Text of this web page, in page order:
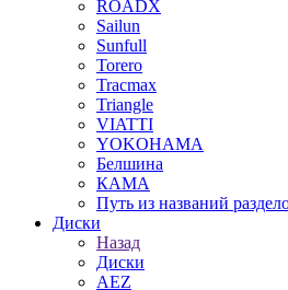
ROADX
Sailun
Sunfull
Torero
Tracmax
Triangle
VIATTI
YOKOHAMA
Белшина
КАМА
Путь из названий
Диски
Назад
Диски
AEZ